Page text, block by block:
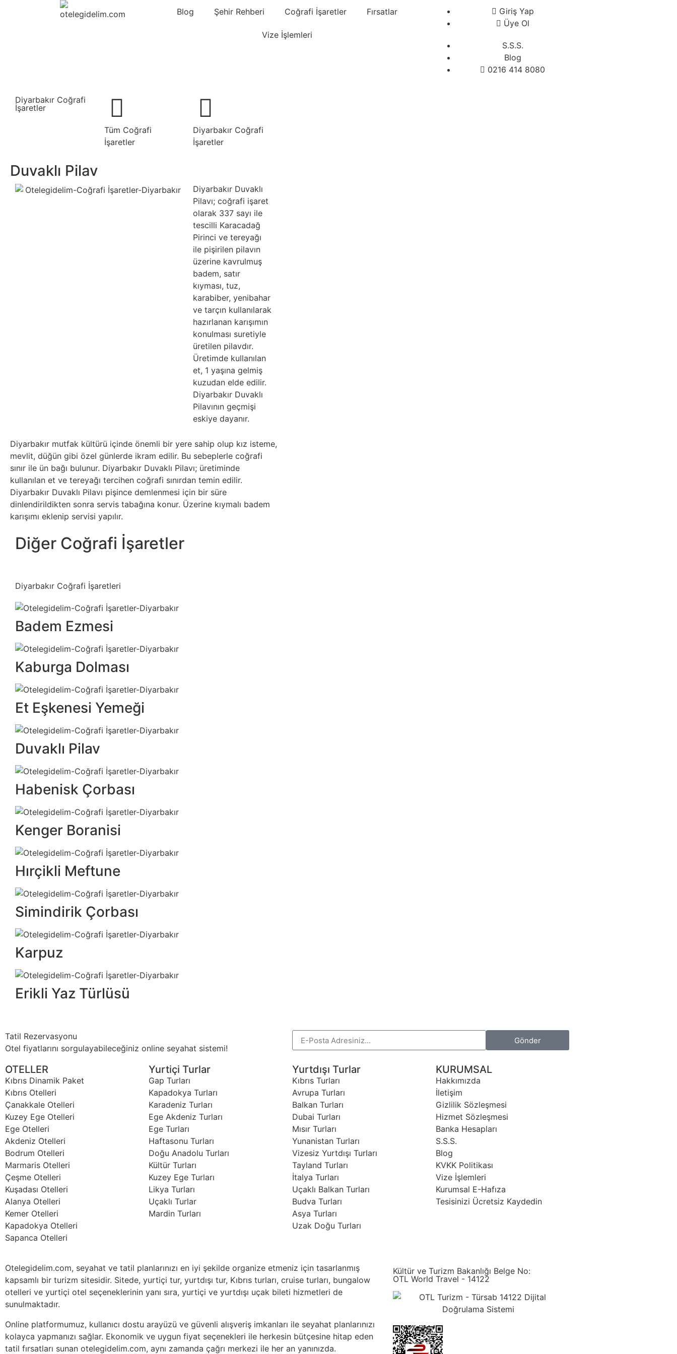
Blog Şehir Rehberi Coğrafi İşaretler Fırsatlar
Vize İşlemleri
Giriş Yap
Üye Ol
S.S.S.
Blog
0216 414 8080
Diyarbakır Coğrafi
İşaretler
Tüm Coğrafi
İşaretler
Diyarbakır Coğrafi
İşaretler
Duvaklı Pilav
Diyarbakır Duvaklı
Pilavı; coğrafi işaret
olarak 337 sayı ile
tescilli Karacadağ
Pirinci ve tereyağı
ile pişirilen pilavın
üzerine kavrulmuş
badem, satır
kıyması, tuz,
karabiber, yenibahar
ve tarçın kullanılarak
hazırlanan karışımın
konulması suretiyle
üretilen pilavdır.
Üretimde kullanılan
et, 1 yaşına gelmiş
kuzudan elde edilir.
Diyarbakır Duvaklı
Pilavının geçmişi
eskiye dayanır.
Diyarbakır mutfak kültürü içinde önemli bir yere sahip olup kız isteme,
mevlit, düğün gibi özel günlerde ikram edilir. Bu sebeplerle coğrafi
sınır ile ün bağı bulunur. Diyarbakır Duvaklı Pilavı; üretiminde
kullanılan et ve tereyağı tercihen coğrafi sınırdan temin edilir.
Diyarbakır Duvaklı Pilavı pişince demlenmesi için bir süre
dinlendirildikten sonra servis tabağına konur. Üzerine kıymalı badem
karışımı eklenip servisi yapılır.
Diğer Coğrafi İşaretler
Diyarbakır Coğrafi İşaretleri
Badem Ezmesi
Kaburga Dolması
Et Eşkenesi Yemeği
Duvaklı Pilav
Habenisk Çorbası
Kenger Boranisi
Hırçikli Meftune
Simindirik Çorbası
Karpuz
Erikli Yaz Türlüsü
Tatil Rezervasyonu
Otel fiyatlarını sorgulayabileceğiniz online seyahat sistemi!
Gönder
OTELLER
Kıbrıs Dinamik Paket
Kıbrıs Otelleri
Çanakkale Otelleri
Kuzey Ege Otelleri
Ege Otelleri
Akdeniz Otelleri
Bodrum Otelleri
Marmaris Otelleri
Çeşme Otelleri
Kuşadası Otelleri
Alanya Otelleri
Kemer Otelleri
Kapadokya Otelleri
Sapanca Otelleri
Yurtiçi Turlar
Gap Turları
Kapadokya Turları
Karadeniz Turları
Ege Akdeniz Turları
Ege Turları
Haftasonu Turları
Doğu Anadolu Turları
Kültür Turları
Kuzey Ege Turları
Likya Turları
Uçaklı Turlar
Mardin Turları
Yurtdışı Turlar
Kıbrıs Turları
Avrupa Turları
Balkan Turları
Dubai Turları
Mısır Turları
Yunanistan Turları
Vizesiz Yurtdışı Turları
Tayland Turları
İtalya Turları
Uçaklı Balkan Turları
Budva Turları
Asya Turları
Uzak Doğu Turları
KURUMSAL
Hakkımızda
İletişim
Gizlilik Sözleşmesi
Hizmet Sözleşmesi
Banka Hesapları
S.S.S.
Blog
KVKK Politikası
Vize İşlemleri
Kurumsal E-Hafıza
Tesisinizi Ücretsiz Kaydedin
Otelegidelim.com, seyahat ve tatil planlarınızı en iyi şekilde organize etmeniz için tasarlanmış
kapsamlı bir turizm sitesidir. Sitede, yurtiçi tur, yurtdışı tur, Kıbrıs turları, cruise turları, bungalow
otelleri ve yurtiçi otel seçeneklerinin yanı sıra, yurtiçi ve yurtdışı uçak bileti hizmetleri de
sunulmaktadır.
Online platformumuz, kullanıcı dostu arayüzü ve güvenli alışveriş imkanları ile seyahat planlarınızı
kolayca yapmanızı sağlar. Ekonomik ve uygun fiyat seçenekleri ile herkesin bütçesine hitap eden
tatil fırsatları sunan otelegidelim.com, aynı zamanda çağrı merkezi ile her an yanınızda.
Kültür ve Turizm Bakanlığı Belge No:
OTL World Travel - 14122